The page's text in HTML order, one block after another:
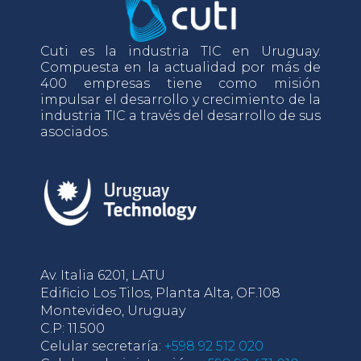
Cuti es la industria TIC en Uruguay.
Compuesta en la actualidad por más de
400 empresas tiene como misión
impulsar el desarrollo y crecimiento de la
industria TIC a través del desarrollo de sus
asociados.
Av. Italia 6201, LATU
Edificio Los Tilos, Planta Alta, OF.108
Montevideo, Uruguay
C.P: 11.500
Celular secretaría: +598 92 512 020